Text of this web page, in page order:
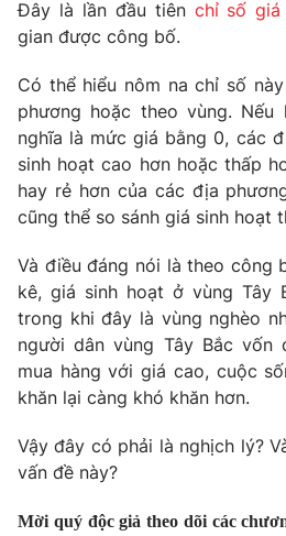
Câu chuyện quốc tế
Tài chính
Thị trường
Góc doanh nghiệp
Dữ liệu và đời sống
Truyền hình
Phim VTV
Hậu trường
Nhân vật
Khán giả
Giải sao mai
Giải trí
Điện ảnh
Sao
Đời sống
Du lịch
Làm đẹp
Chất lượng cuộc sống
Giáo dục
Tuyển sinh
Học trực tuyến
Công nghệ
Hitech Công nghệ tương lai
Thị trường
Tư vấn
Giao lưu trực tuyến
Lịch phát sóng
Đây là lần đầu tiên chỉ số giá
gian được công bố.
Có thể hiểu nôm na chỉ số
phương hoặc theo vùng.
nghĩa là mức giá bằng 0, các
sinh hoạt cao hơn hoặc thấp
hay rẻ hơn của các địa
cũng thể so sánh giá sinh hoạt
Và điều đáng nói là theo công
kê, giá sinh hoạt ở vùng Tây
trong khi đây là vùng nghèo
người dân vùng Tây Bắc vốn
mua hàng với giá cao, cuộc
khăn lại càng khó khăn hơn.
Vậy đây có phải là nghịch lý?
vấn đề này?
Mời quý độc giả theo dõi các